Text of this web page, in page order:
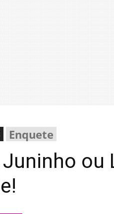
Enquete
ou